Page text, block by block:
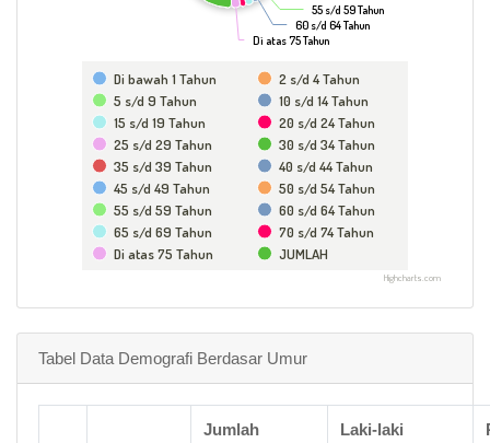
55 s/d 59 Tahun
55 s/d 59 Tahun
60 s/d 64 Tahun
60 s/d 64 Tahun
Di atas 75 Tahun
Di atas 75 Tahun
Di bawah 1 Tahun
2 s/d 4 Tahun
5 s/d 9 Tahun
10 s/d 14 Tahun
15 s/d 19 Tahun
20 s/d 24 Tahun
25 s/d 29 Tahun
30 s/d 34 Tahun
35 s/d 39 Tahun
40 s/d 44 Tahun
45 s/d 49 Tahun
50 s/d 54 Tahun
55 s/d 59 Tahun
60 s/d 64 Tahun
65 s/d 69 Tahun
70 s/d 74 Tahun
Di atas 75 Tahun
JUMLAH
Highcharts.com
Tabel Data Demografi Berdasar Umur
Jumlah Laki-laki